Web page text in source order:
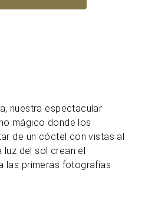
nuestra espectacular
mágico donde los
de un cóctel con vistas al
luz del sol crean el
las primeras fotografías